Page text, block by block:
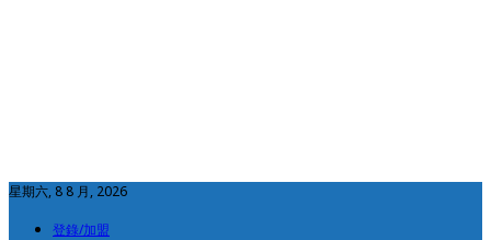
星期六, 8 8 月, 2026
登錄/加盟